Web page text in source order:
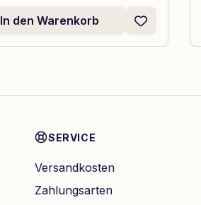
In den Warenkorb
SERVICE
Versandkosten
Zahlungsarten